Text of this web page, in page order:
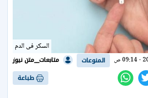
السكر فى الدم
المنوعات متابعات__متن نيوز
طباعة